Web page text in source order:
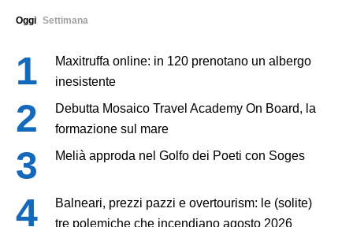
Oggi Settimana
Maxitruffa online: in 120 prenotano un albergo
inesistente
Debutta Mosaico Travel Academy On Board, la
formazione sul mare
Melià approda nel Golfo dei Poeti con Soges
Balneari, prezzi pazzi e overtourism: le (solite)
tre polemiche che incendiano agosto 2026